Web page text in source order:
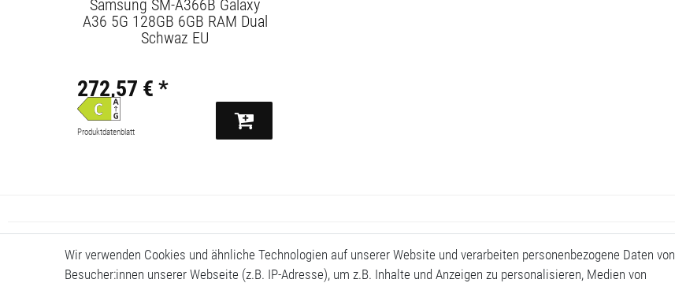
Samsung SM-A366B Galaxy
A36 5G 128GB 6GB RAM Dual
Schwaz EU
Produktdatenblatt
272,57 € *
Wir verwenden Cookies und ähnliche Technologien auf unserer Website und verarbeiten personenbezogene Daten von
Besucher:innen unserer Webseite (z.B. IP-Adresse), um z.B. Inhalte und Anzeigen zu personalisieren, Medien von